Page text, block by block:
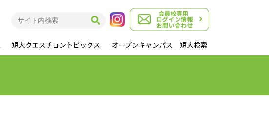
短大クエスチョントピックス オープンキャンパス 短大検索